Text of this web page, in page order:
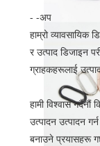
- -अप
हाम्रो व्यावसायिक
र उत्पाद डिजाइन
ग्राहकहरूलाई
हामी विश्वास
उत्पादन उत्पादन
बनाउने प्रयासहरू